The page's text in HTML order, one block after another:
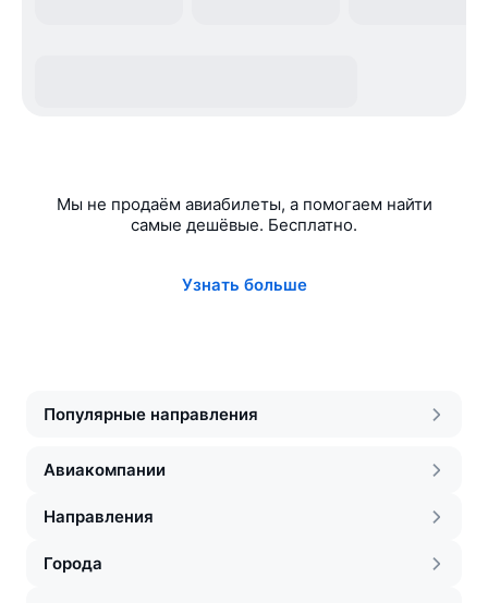
Мы не продаём авиабилеты, а помогаем найти
самые дешёвые. Бесплатно.
Узнать больше
Популярные направления
Авиакомпании
Направления
Города